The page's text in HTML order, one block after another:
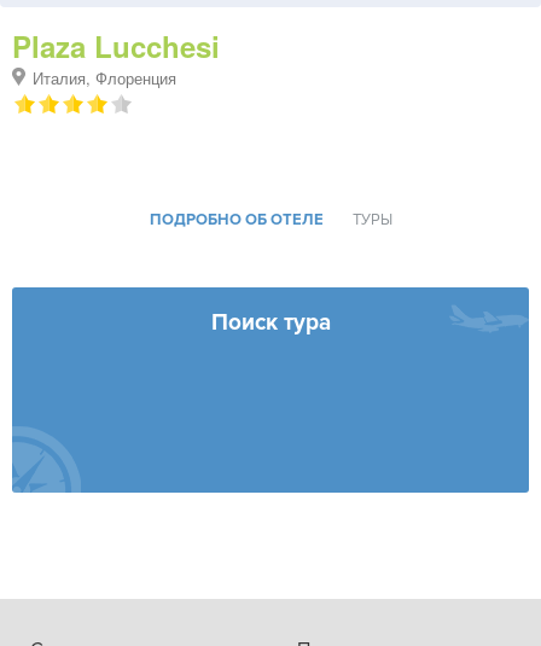
Plaza Lucchesi
Италия, Флоренция
ПОДРОБНО ОБ ОТЕЛЕ ТУРЫ
Поиск тура